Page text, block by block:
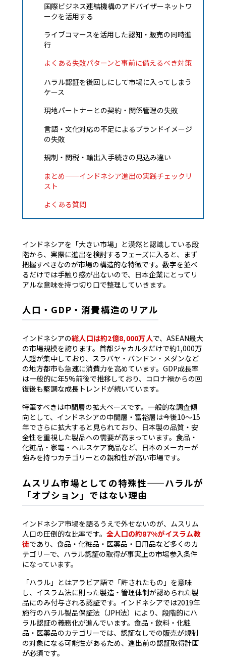
国際ビジネス連結機構のアドバイザーネットワ
ークを活用する
ライブコマースを活用した認知・販売の同時進
行
よくある失敗パターンと事前に備えるべき対策
ハラル認証を後回しにして市場に入ってしまう
ケース
現地パートナーとの契約・関係管理の失敗
言語・文化対応の不足によるブランドイメージ
の失敗
規制・関税・輸出入手続きの見込み違い
まとめ——インドネシア進出の実践チェックリ
スト
よくある質問
インドネシアを「大きい市場」と漠然と認識している段
階から、実際に進出を検討するフェーズに入ると、まず
把握すべきなのが市場の構造的な特徴です。数字を並べ
るだけでは手触り感が出ないので、日本企業にとってリ
アルな意味を持つ切り口で整理していきます。
人口・GDP・消費構造のリアル
インドネシアの総人口は約2億8,000万人で、ASEAN最大
の市場規模を誇ります。首都ジャカルタだけで約1,000万
人超が集中しており、スラバヤ・バンドン・メダンなど
の地方都市も急速に消費力を高めています。GDP成長率
は一般的に年5%前後で推移しており、コロナ禍からの回
復後も堅調な成長トレンドが続いています。
特筆すべきは中間層の拡大ペースです。一般的な調査傾
向として、インドネシアの中間層・富裕層は今後10〜15
年でさらに拡大すると見られており、日本製の品質・安
全性を重視した製品への需要が高まっています。食品・
化粧品・家電・ヘルスケア商品など、日本のメーカーが
強みを持つカテゴリーとの親和性が高い市場です。
ムスリム市場としての特殊性——ハラルが
「オプション」ではない理由
インドネシア市場を語るうえで外せないのが、ムスリム
人口の圧倒的な比率です。 全人口の約87%がイスラム教
徒であり、食品・化粧品・医薬品・日用品など多くのカ
テゴリーで、ハラル認証の取得が事実上の市場参入条件
になっています。
「ハラル」とはアラビア語で「許されたもの」を意味
し、イスラム法に則った製造・管理体制が認められた製
品にのみ付与される認証です。インドネシアでは2019年
施行のハラル製品保証法（JPH法）により、段階的にハ
ラル認証の義務化が進んでいます。食品・飲料・化粧
品・医薬品のカテゴリーでは、認証なしでの販売が規制
の対象になる可能性があるため、進出前の認証取得計画
が必須です。